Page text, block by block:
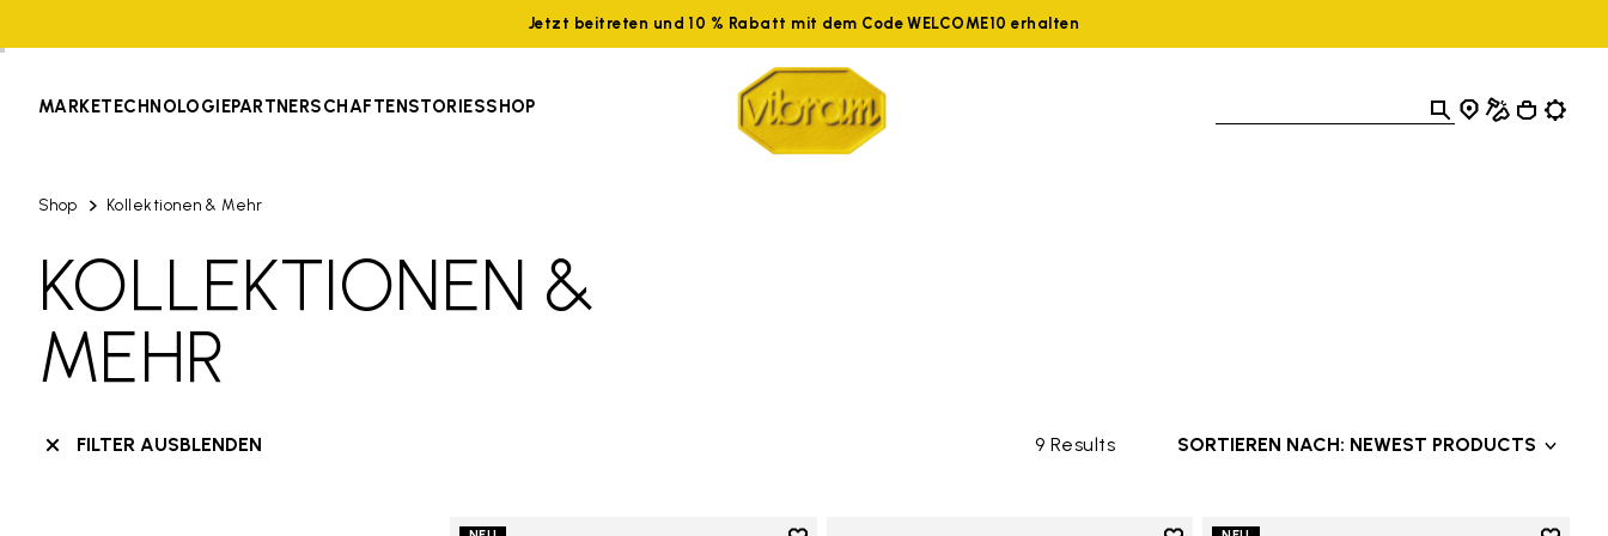
Jetzt beitreten und 10 % Rabatt mit dem Code WELCOME10 erhalten
MARKETECHNOLOGIEPARTNERSCHAFTENSTORIESSHOP
Shop Kollektionen & Mehr
KOLLEKTIONEN &
MEHR
FILTER AUSBLENDEN 9 Results SORTIEREN NACH: NEWEST PRODUCTS